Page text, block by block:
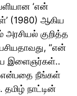
‘என்
(1980) ஆகிய
அரசியல் குறித்த
“என்
இளைஞர்கள்..
என்பதை நீங்கள்
தமிழ் நாட்டின்